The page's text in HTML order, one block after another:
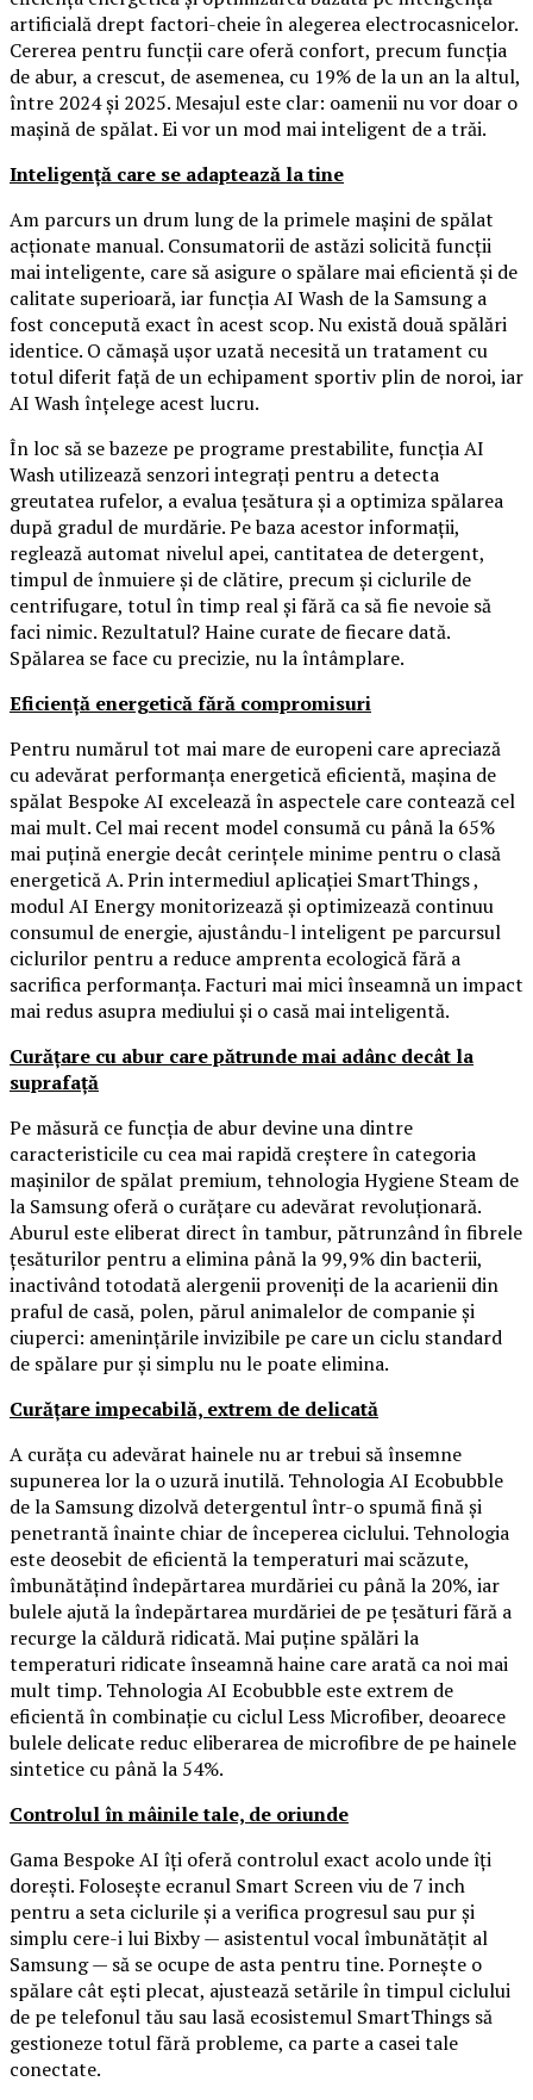
artificială drept factori-cheie în alegerea electrocasnicelor.
Cererea pentru funcții care oferă confort, precum funcția
de abur, a crescut, de asemenea, cu 19% de la un an la altul,
între 2024 și 2025. Mesajul este clar: oamenii nu vor doar o
mașină de spălat. Ei vor un mod mai inteligent de a trăi.
Inteligență care se adaptează la tine
Am parcurs un drum lung de la primele mașini de spălat
acționate manual. Consumatorii de astăzi solicită funcții
mai inteligente, care să asigure o spălare mai eficientă și de
calitate superioară, iar funcția AI Wash de la Samsung a
fost concepută exact în acest scop. Nu există două spălări
identice. O cămașă ușor uzată necesită un tratament cu
totul diferit față de un echipament sportiv plin de noroi, iar
AI Wash înțelege acest lucru.
În loc să se bazeze pe programe prestabilite, funcția AI
Wash utilizează senzori integrați pentru a detecta
greutatea rufelor, a evalua țesătura și a optimiza spălarea
după gradul de murdărie. Pe baza acestor informații,
reglează automat nivelul apei, cantitatea de detergent,
timpul de înmuiere și de clătire, precum și ciclurile de
centrifugare, totul în timp real și fără ca să fie nevoie să
faci nimic. Rezultatul? Haine curate de fiecare dată.
Spălarea se face cu precizie, nu la întâmplare.
Eficiență energetică fără compromisuri
Pentru numărul tot mai mare de europeni care apreciază
cu adevărat performanța energetică eficientă, mașina de
spălat Bespoke AI excelează în aspectele care contează cel
mai mult. Cel mai recent model consumă cu până la 65%
mai puțină energie decât cerințele minime pentru o clasă
energetică A. Prin intermediul aplicației SmartThings ,
modul AI Energy monitorizează și optimizează continuu
consumul de energie, ajustându-l inteligent pe parcursul
ciclurilor pentru a reduce amprenta ecologică fără a
sacrifica performanța. Facturi mai mici înseamnă un impact
mai redus asupra mediului și o casă mai inteligentă.
Curățare cu abur care pătrunde mai adânc decât la
suprafață
Pe măsură ce funcția de abur devine una dintre
caracteristicile cu cea mai rapidă creștere în categoria
mașinilor de spălat premium, tehnologia Hygiene Steam de
la Samsung oferă o curățare cu adevărat revoluționară.
Aburul este eliberat direct în tambur, pătrunzând în fibrele
țesăturilor pentru a elimina până la 99,9% din bacterii,
inactivând totodată alergenii proveniți de la acarienii din
praful de casă, polen, părul animalelor de companie și
ciuperci: amenințările invizibile pe care un ciclu standard
de spălare pur și simplu nu le poate elimina.
Curățare impecabilă, extrem de delicată
A curăța cu adevărat hainele nu ar trebui să însemne
supunerea lor la o uzură inutilă. Tehnologia AI Ecobubble
de la Samsung dizolvă detergentul într-o spumă fină și
penetrantă înainte chiar de începerea ciclului. Tehnologia
este deosebit de eficientă la temperaturi mai scăzute,
îmbunătățind îndepărtarea murdăriei cu până la 20%, iar
bulele ajută la îndepărtarea murdăriei de pe țesături fără a
recurge la căldură ridicată. Mai puține spălări la
temperaturi ridicate înseamnă haine care arată ca noi mai
mult timp. Tehnologia AI Ecobubble este extrem de
eficientă în combinație cu ciclul Less Microfiber, deoarece
bulele delicate reduc eliberarea de microfibre de pe hainele
sintetice cu până la 54%.
Controlul în mâinile tale, de oriunde
Gama Bespoke AI îți oferă controlul exact acolo unde îți
dorești. Folosește ecranul Smart Screen viu de 7 inch
pentru a seta ciclurile și a verifica progresul sau pur și
simplu cere-i lui Bixby — asistentul vocal îmbunătățit al
Samsung — să se ocupe de asta pentru tine. Pornește o
spălare cât ești plecat, ajustează setările în timpul ciclului
de pe telefonul tău sau lasă ecosistemul SmartThings să
gestioneze totul fără probleme, ca parte a casei tale
conectate.